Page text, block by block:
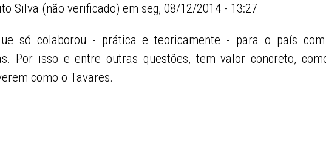
Silva (não verificado) em seg, 08/12/2014 - 13:27
só colaborou - prática e teoricamente - para o país com
Por isso e entre outras questões, tem valor concreto,
como o Tavares.